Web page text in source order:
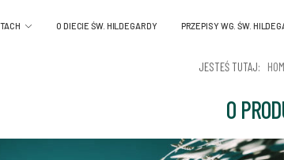
O DIECIE ŚW. HILDEGARDY PRZEPISY WG. ŚW.
JESTEŚ TUTAJ:
O